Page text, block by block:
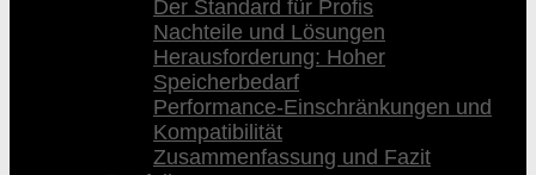
Der Standard für Profis
Nachteile und Lösungen
Herausforderung: Hoher
Speicherbedarf
Performance-Einschränkungen und
Kompatibilität
Zusammenfassung und Fazit